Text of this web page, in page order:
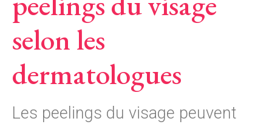
selon les
dermatologues
Les peelings du visage peuvent